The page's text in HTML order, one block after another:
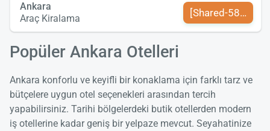
Ankara
Araç Kiralama
[Shared-589-tr-
Popüler Ankara Otelleri
Ankara konforlu ve keyifli bir konaklama için farklı tarz ve
bütçelere uygun otel seçenekleri arasından tercih
yapabilirsiniz. Tarihi bölgelerdeki butik otellerden modern
iş otellerine kadar geniş bir yelpaze mevcut. Seyahatinize